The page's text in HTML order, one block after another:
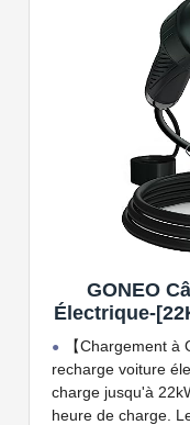
Compatible avec
permettant
sur vos factures
vos panneaux
GONEO
Électrique-
Type 2 à
Sac de
3/S/X/Y, e-
【Chargement
recharge voiture
charge jusqu'à
heure de charge.